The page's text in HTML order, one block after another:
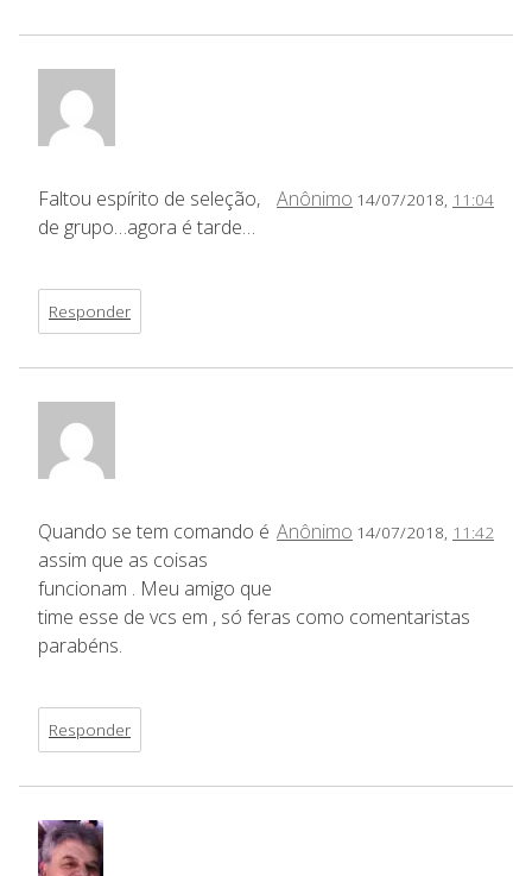
Anônimo 14/07/2018, 11:04
Faltou espírito de seleção,
de grupo…agora é tarde…
Responder
Anônimo 14/07/2018, 11:42
Quando se tem comando é
assim que as coisas
funcionam . Meu amigo que
time esse de vcs em , só feras como comentaristas
parabéns.
Responder